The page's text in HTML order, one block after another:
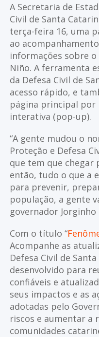
A Secretaria de
Civil de Santa
terça-feira 16, uma
ao
informações sobre
Niño. A ferramenta
da Defesa Civil de
acesso rápido, e
página principal por
interativa (pop-up).
“A gente mudou o
Proteção e Defesa
que tem que chegar
então, tudo o que a
para prevenir,
população, a gente
governador Jorginho
Com o título “
Acompanhe as
Defesa Civil de
desenvolvido para
confiáveis e
seus impactos e as
adotadas pelo
riscos e aumentar a
comunidades